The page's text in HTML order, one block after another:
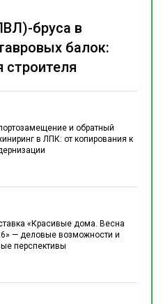
и обратный
в ЛПК: от копирования к
«Красивые дома. Весна
— деловые возможности и
перспективы
бруса в
балок:
строителя